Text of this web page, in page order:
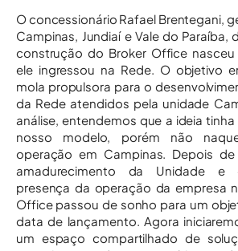
O concessionário Rafael Brentegani,
Campinas, Jundiaí e Vale do Paraíba,
construção do Broker Office
ele ingressou na Rede. O objetivo
mola propulsora para o
da Rede atendidos pela unidade
análise, entendemos que a ideia
nosso modelo, porém não
operação em Campinas. Depois
amadurecimento da Unidade e
presença da operação da empresa
Office passou de sonho para um
data de lançamento. Agora
um espaço compartilhado de